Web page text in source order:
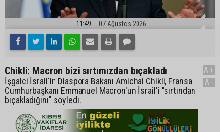
11:49 07 Ağustos 2026
Chikli: Macron bizi sırtımızdan bıçakladı
İşgalci İsrail'in Diaspora Bakanı Amichai Chikli, Fransa
Cumhurbaşkanı Emmanuel Macron'un İsrail'i "sırtından
bıçakladığını" söyledi.
A+
A-